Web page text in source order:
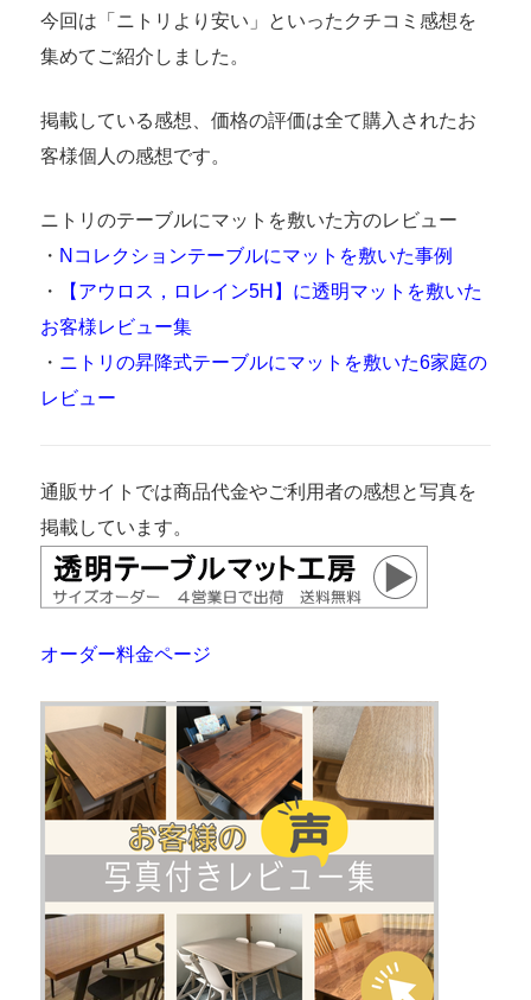
今回は「ニトリより安い」といったクチコミ感想を
集めてご紹介しました。
掲載している感想、価格の評価は全て購入されたお
客様個人の感想です。
ニトリのテーブルにマットを敷いた方のレビュー
・ Nコレクションテーブルにマットを敷いた事例
・
【アウロス，ロレイン5H】に透明マットを敷いた
お客様レビュー集
・ ニトリの昇降式テーブルにマットを敷いた6家庭の
レビュー
通販サイトでは商品代金やご利用者の感想と写真を
掲載しています。
オーダー料金ページ